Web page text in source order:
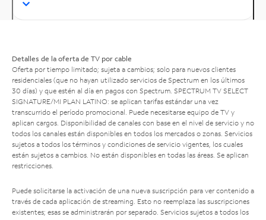
Detalles de la oferta de TV por cable
Oferta por tiempo limitado; sujeta a cambios; solo para nuevos clientes
residenciales (que no hayan utilizado servicios de Spectrum en los últimos
30 días) y que estén al día en pagos con Spectrum. SPECTRUM TV SELECT
SIGNATURE/MI PLAN LATINO: se aplican tarifas estándar una vez
transcurrido el período promocional. Puede necesitarse equipo de TV y
aplican cargos. Disponibilidad de canales con base en el nivel de servicio y no
todos los canales están disponibles en todos los mercados o zonas. Servicios
sujetos a todos los términos y condiciones de servicio vigentes, los cuales
están sujetos a cambios. No están disponibles en todas las áreas. Se aplican
restricciones.
Puede solicitarse la activación de una nueva suscripción para ver contenido a
través de cada aplicación de streaming. Esto no reemplaza las suscripciones
existentes; esas se administrarán por separado. Servicios sujetos a todos los